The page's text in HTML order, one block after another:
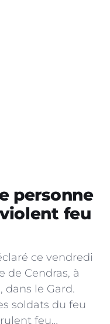
personne
feu
ce vendredi
de Cendras, à
dans le Gard.
soldats du feu
feu…